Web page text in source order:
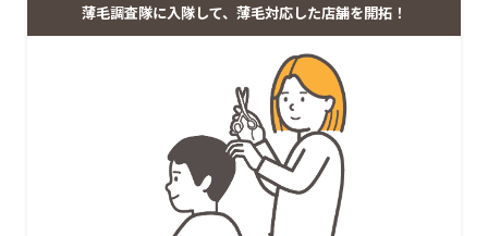
薄毛調査隊に入隊して、薄毛対応した店舗を開拓！